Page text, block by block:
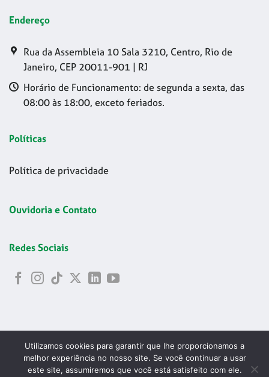
Endereço
Rua da Assembleia 10 Sala 3210, Centro, Rio de
Janeiro, CEP 20011-901 | RJ
Horário de Funcionamento: de segunda a sexta, das
08:00 às 18:00, exceto feriados.
Políticas
Política de privacidade
Ouvidoria e Contato
Redes Sociais
Utilizamos cookies para garantir que lhe proporcionamos a
melhor experiência no nosso site. Se você continuar a usar
este site, assumiremos que você está satisfeito com ele.